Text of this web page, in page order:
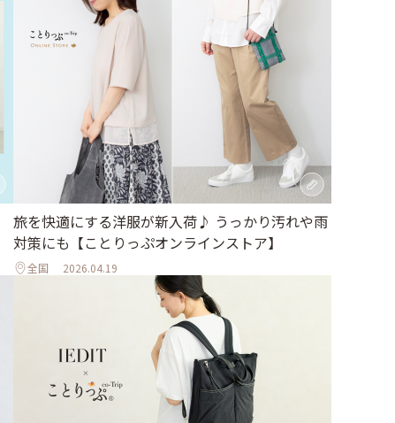
旅を快適にする洋服が新入荷♪ うっかり汚れや雨
対策にも【ことりっぷオンラインストア】
全国 2026.04.19